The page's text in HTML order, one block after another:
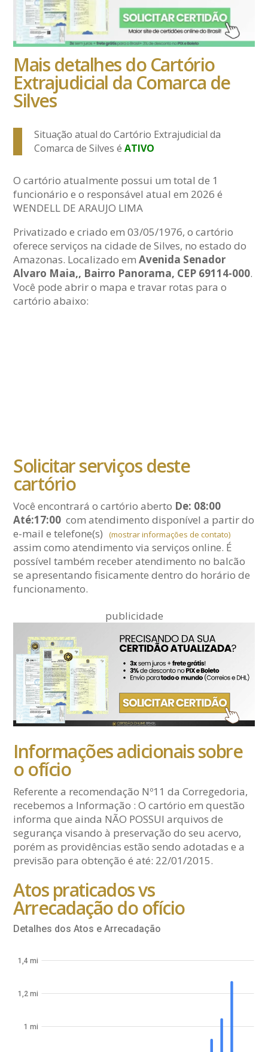
Mais detalhes do Cartório
Extrajudicial da Comarca de
Silves
Situação atual do Cartório Extrajudicial da
Comarca de Silves éATIVO
O cartório atualmente possui um total de 1
funcionário e o responsável atual em 2026 é
WENDELL DE ARAUJO LIMA
Privatizado e criado em 03/05/1976, o cartório
oferece serviços na cidade de Silves, no estado do
Amazonas. Localizado emAvenida Senador
Alvaro Maia,, Bairro Panorama, CEP 69114-000.
Você pode abrir o mapa e travar rotas para o
cartório abaixo:
Solicitar serviços deste
cartório
Você encontrará o cartório aberto De: 08:00
Até:17:00 com atendimento disponível a partir do
e-maile telefone(s) (mostrar informações de contato)
assim como atendimento via serviços online. É
possível também receber atendimento no balcão
se apresentando fisicamente dentro do horário de
funcionamento.
publicidade
Informações adicionais sobre
o ofício
Referente a recomendação Nº11 da Corregedoria,
recebemos a Informação : O cartório em questão
informa que ainda NÃO POSSUI arquivos de
segurança visando à preservação do seu acervo,
porém as providências estão sendo adotadas e a
previsão para obtenção é até: 22/01/2015.
Atos praticados vs
Arrecadação do ofício
Detalhes dos Atos e Arrecadação
1 mi
1,2 mi
1,4 mi